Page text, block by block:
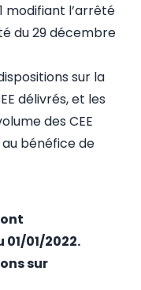
modifiant l’arrêté
du 29 décembre
sur la
délivrés, et les
des CEE
bénéfice de
01/2022.
sur